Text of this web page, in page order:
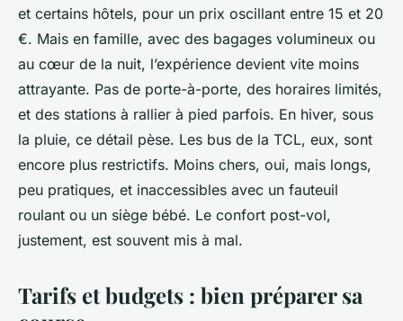
et certains hôtels, pour un prix oscillant entre 15 et 20
€. Mais en famille, avec des bagages volumineux ou
au cœur de la nuit, l’expérience devient vite moins
attrayante. Pas de porte-à-porte, des horaires limités,
et des stations à rallier à pied parfois. En hiver, sous
la pluie, ce détail pèse. Les bus de la TCL, eux, sont
encore plus restrictifs. Moins chers, oui, mais longs,
peu pratiques, et inaccessibles avec un fauteuil
roulant ou un siège bébé. Le confort post-vol,
justement, est souvent mis à mal.
Tarifs et budgets : bien préparer sa